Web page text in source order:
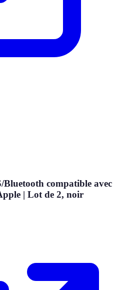
compatible avec
| Lot de 2, noir